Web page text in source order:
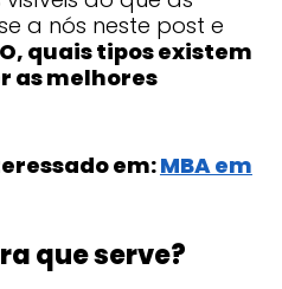
a nós neste post e
quais tipos existem
as melhores
em:MBA em
que serve?